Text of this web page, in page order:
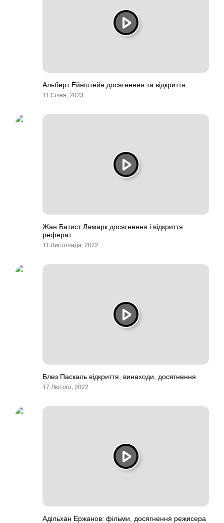
Альберт Ейнштейн досягнення та відкриття
11 Січня, 2023
Жан Батист Ламарк досягнення і відкриття:
реферат
11 Листопада, 2022
Блез Паскаль відкриття, винаходи, досягнення
17 Лютого, 2022
Адільхан Ержанов: фільми, досягнення режисера